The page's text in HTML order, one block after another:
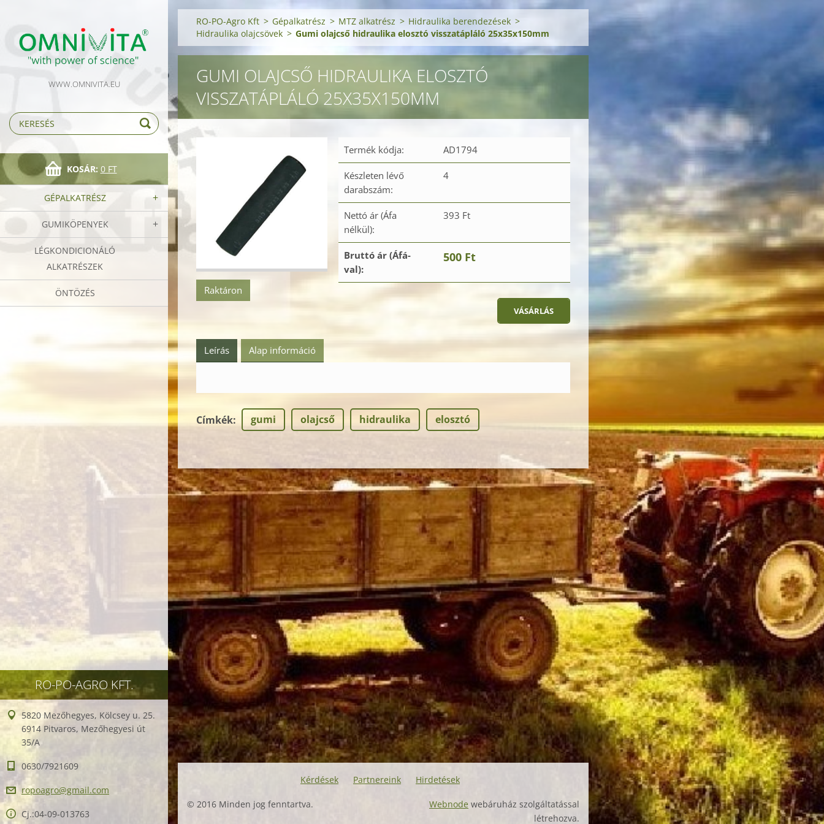
WWW.OMNIVITA.EU
KOSÁR: 0 FT
GÉPALKATRÉSZ
GUMIKÖPENYEK
LÉGKONDICIONÁLÓ
ALKATRÉSZEK
ÖNTÖZÉS
RO-PO-AGRO KFT.
5820 Mezőhegyes, Kölcsey u. 25.
6914 Pitvaros, Mezőhegyesi út
35/A
0630/7921609
ropoagro@gmail.com
Cj.:04-09-013763
RO-PO-Agro Kft > Gépalkatrész > MTZ alkatrész > Hidraulika berendezések >
Hidraulika olajcsövek > Gumi olajcső hidraulika elosztó visszatápláló 25x35x150mm
GUMI OLAJCSŐ HIDRAULIKA ELOSZTÓ
VISSZATÁPLÁLÓ 25X35X150MM
Raktáron
Termék kódja: AD1794
Készleten lévő
darabszám:
4
Nettó ár (Áfa
nélkül):
393 Ft
Bruttó ár (Áfá-
val):
500 Ft
Leírás Alap információ
Címkék: gumi olajcső hidraulika elosztó
Kérdések Partnereink Hirdetések
© 2016 Minden jog fenntartva. Webnode webáruház szolgáltatással
létrehozva.